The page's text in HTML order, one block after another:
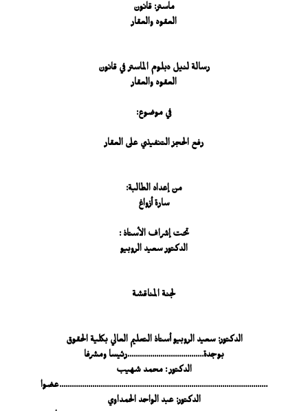
ماستر: قانون
العقود والعقار
رسالة لنيل دبلوم الماستر في قانون
العقود والعقار
في موضوع:
رفع الحجز التنفيذي على العقار
من إعداد الطالبة:
سارة أزواغ
تحت إشراف الأستاذ :
الدكتور سعيد الروبيو
لجنة المناقشة
الدكتور: سعيد الروبيو أستاذ التعليم العالي بكلية الحقوق
بوجدة.....................................رئيسا ومشرفا
الدكتور : محمد شهيب
.....................................................................................................عضوا
الدكتور: عبد الواحد الحمداوي